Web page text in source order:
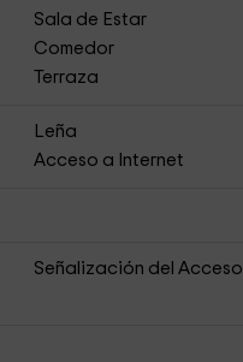
Sala de Estar
Comedor
Terraza
Leña
Acceso a Internet
Señalización del Acceso